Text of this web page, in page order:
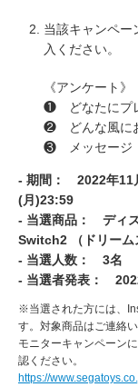
当該キャンペー
入ください。
《アンケート》
❶ どなたにプ
❷ どんな風に
❸ メッセージ
- 期間： 2022年11
(月)23:59
- 当選商品： ディ
Switch2 （ドリーム
- 当選人数： 3名
- 当選者発表：
※当選された方には、
す。対象商品はご連絡
モニターキャンペーン
認ください。
https://